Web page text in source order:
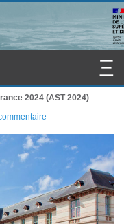
2024 (AST 2024)